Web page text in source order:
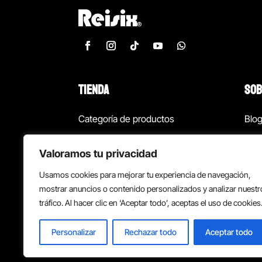
Valoramos tu privacidad
Usamos cookies para mejorar tu experiencia de navegación,
mostrar anuncios o contenido personalizados y analizar
tráfico. Al hacer clic en ‘Aceptar todo’, aceptas el uso de cookies.
Personalizar Rechazar todo Aceptar todo
TIENDA
Categoría de productos
¡Las mejores ofertas!
Back to school
Blog
Política de privacidad